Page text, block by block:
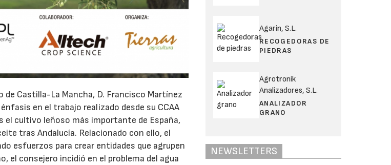
de Castilla-La Mancha, D. Francisco Martínez
en el trabajo realizado desde su CCAA
cultivo leñoso más importante de España,
tras Andalucía. Relacionado con ello, el
esfuerzos para crear entidades que agrupen
el consejero incidió en el problema del agua
Agarin, S.L.
RECOGEDORAS DE
PIEDRAS
Agrotronik
Analizadores, S.L.
ANALIZADOR
GRANO
NEWSLETTERS